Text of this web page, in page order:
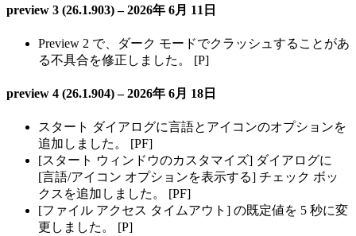
preview 3 (26.1.903) – 2026年 6月 11日
Preview 2 で、ダーク モードでクラッシュすることがあ
る不具合を修正しました。 [P]
preview 4 (26.1.904) – 2026年 6月 18日
スタート ダイアログに言語とアイコンのオプションを
追加しました。 [PF]
[スタート ウィンドウのカスタマイズ] ダイアログに
[言語/アイコン オプションを表示する] チェック ボッ
クスを追加しました。 [PF]
[ファイル アクセス タイムアウト] の既定値を 5 秒に変
更しました。 [P]